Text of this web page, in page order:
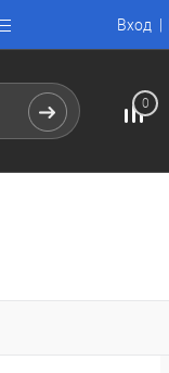
Вход
0